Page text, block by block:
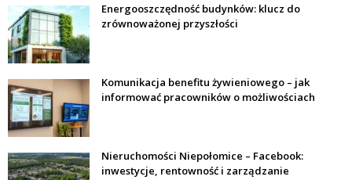
Energooszczędność budynków: klucz do
zrównoważonej przyszłości
Komunikacja benefitu żywieniowego – jak
informować pracowników o możliwościach
Nieruchomości Niepołomice – Facebook:
inwestycje, rentowność i zarządzanie